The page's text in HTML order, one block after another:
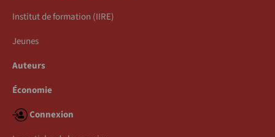
Institut de formation (IIRE)
Jeunes
Auteurs
Économie
Connexion